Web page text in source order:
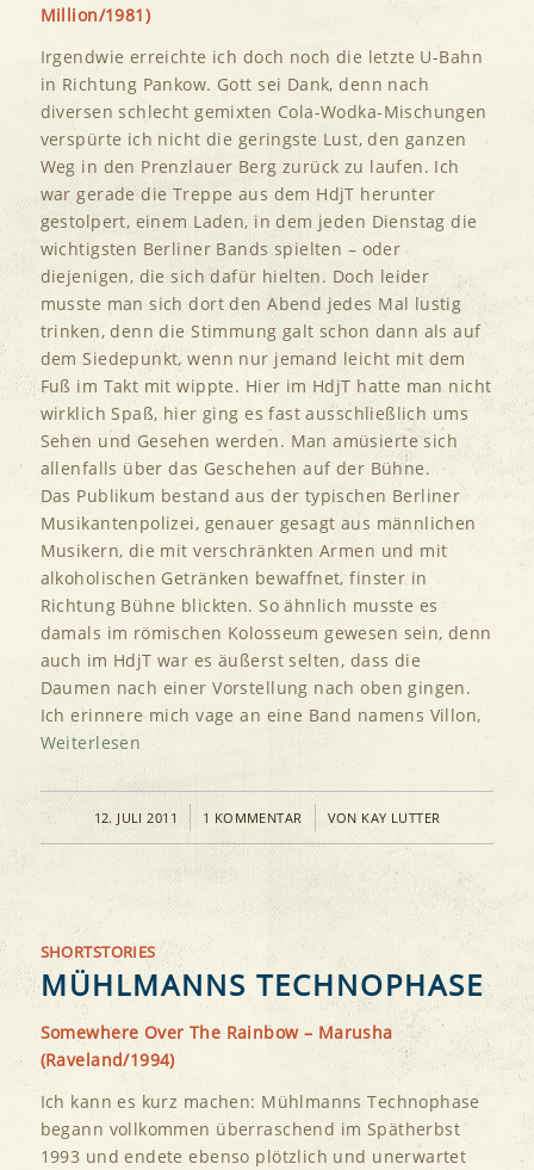
Million/1981)
Irgendwie erreichte ich doch noch die letzte U-Bahn
in Richtung Pankow. Gott sei Dank, denn nach
diversen schlecht gemixten Cola-Wodka-Mischungen
verspürte ich nicht die geringste Lust, den ganzen
Weg in den Prenzlauer Berg zurück zu laufen. Ich
war gerade die Treppe aus dem HdjT herunter
gestolpert, einem Laden, in dem jeden Dienstag die
wichtigsten Berliner Bands spielten – oder
diejenigen, die sich dafür hielten. Doch leider
musste man sich dort den Abend jedes Mal lustig
trinken, denn die Stimmung galt schon dann als auf
dem Siedepunkt, wenn nur jemand leicht mit dem
Fuß im Takt mit wippte. Hier im HdjT hatte man nicht
wirklich Spaß, hier ging es fast ausschließlich ums
Sehen und Gesehen werden. Man amüsierte sich
allenfalls über das Geschehen auf der Bühne.
Das Publikum bestand aus der typischen Berliner
Musikantenpolizei, genauer gesagt aus männlichen
Musikern, die mit verschränkten Armen und mit
alkoholischen Getränken bewaffnet, finster in
Richtung Bühne blickten. So ähnlich musste es
damals im römischen Kolosseum gewesen sein, denn
auch im HdjT war es äußerst selten, dass die
Daumen nach einer Vorstellung nach oben gingen.
Ich erinnere mich vage an eine Band namens Villon,
Weiterlesen
12. JULI 2011
/ 1 KOMMENTAR
/ VON KAY LUTTER
SHORTSTORIES
MÜHLMANNS TECHNOPHASE
Somewhere Over The Rainbow – Marusha
(Raveland/1994)
Ich kann es kurz machen: Mühlmanns Technophase
begann vollkommen überraschend im Spätherbst
1993 und endete ebenso plötzlich und unerwartet